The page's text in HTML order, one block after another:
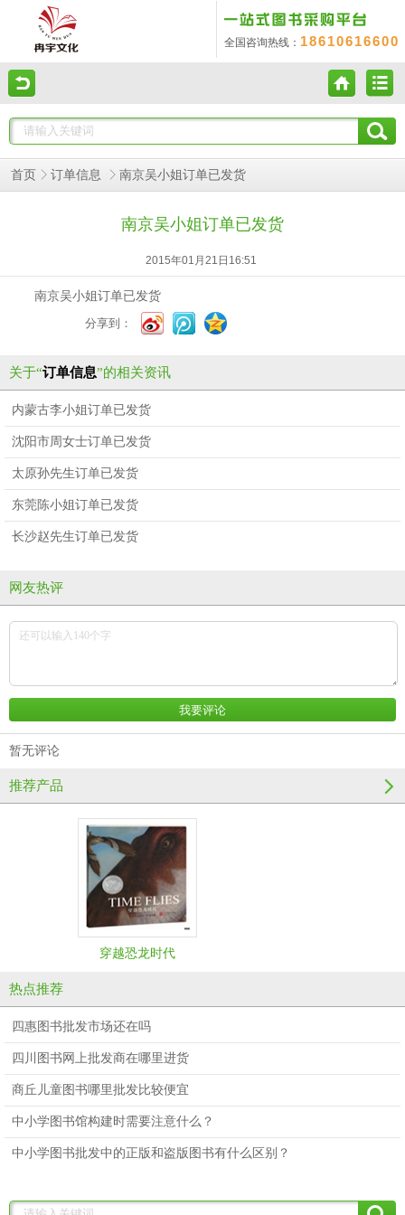
全国咨询热线： 18610616600
首页 订单信息 南京吴小姐订单已发货
南京吴小姐订单已发货
2015年01月21日16:51
南京吴小姐订单已发货
分享到：
关于“订单信息”的相关资讯
内蒙古李小姐订单已发货
沈阳市周女士订单已发货
太原孙先生订单已发货
东莞陈小姐订单已发货
长沙赵先生订单已发货
网友热评
暂无评论
推荐产品
穿越恐龙时代
热点推荐
四惠图书批发市场还在吗
四川图书网上批发商在哪里进货
商丘儿童图书哪里批发比较便宜
中小学图书馆构建时需要注意什么？
中小学图书批发中的正版和盗版图书有什么区别？